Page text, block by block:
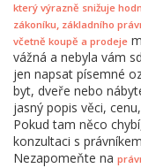
který výrazně snižuje
zákoníku, základního
včetně koupě a prodeje
vážná a nebyla vám
jen napsat písemné
byt, dveře nebo
jasný popis věci,
Pokud tam něco
konzultaci s
Nezapomeňte na